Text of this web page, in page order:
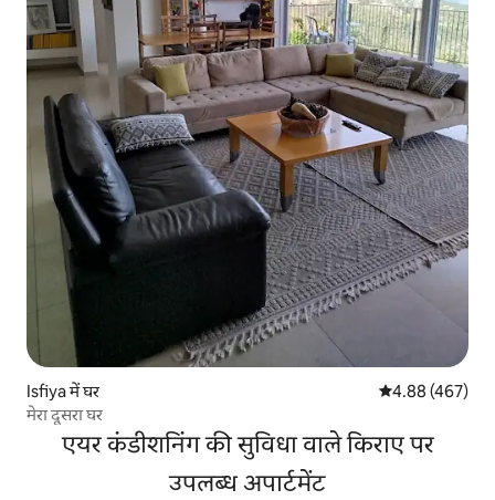
Isfiya में घर औसत रेटिंग 5 में से
4.88 (467)
मेरा दूसरा घर
एयर कंडीशनिंग की सुविधा वाले किराए पर
उपलब्ध अपार्टमेंट